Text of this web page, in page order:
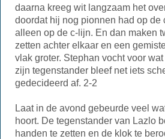
daarna kreeg wit langzaam het
doordat hij nog pionnen had op de
alleen op de c-lijn. En dan maken
zetten achter elkaar en een
vlak groter. Stephan vocht voor
zijn tegenstander bleef net iets
gedecideerd af. 2-2
Laat in de avond gebeurde veel
hoort. De tegenstander van Lazlo
handen te zetten en de klok te